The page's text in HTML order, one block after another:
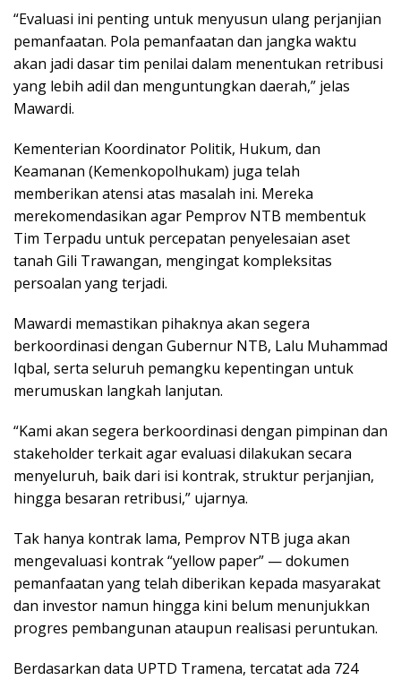
“Evaluasi ini penting untuk menyusun ulang perjanjian
pemanfaatan. Pola pemanfaatan dan jangka waktu
akan jadi dasar tim penilai dalam menentukan retribusi
yang lebih adil dan menguntungkan daerah,” jelas
Mawardi.
Kementerian Koordinator Politik, Hukum, dan
Keamanan (Kemenkopolhukam) juga telah
memberikan atensi atas masalah ini. Mereka
merekomendasikan agar Pemprov NTB membentuk
Tim Terpadu untuk percepatan penyelesaian aset
tanah Gili Trawangan, mengingat kompleksitas
persoalan yang terjadi.
Mawardi memastikan pihaknya akan segera
berkoordinasi dengan Gubernur NTB, Lalu Muhammad
Iqbal, serta seluruh pemangku kepentingan untuk
merumuskan langkah lanjutan.
“Kami akan segera berkoordinasi dengan pimpinan dan
stakeholder terkait agar evaluasi dilakukan secara
menyeluruh, baik dari isi kontrak, struktur perjanjian,
hingga besaran retribusi,” ujarnya.
Tak hanya kontrak lama, Pemprov NTB juga akan
mengevaluasi kontrak “yellow paper” — dokumen
pemanfaatan yang telah diberikan kepada masyarakat
dan investor namun hingga kini belum menunjukkan
progres pembangunan ataupun realisasi peruntukan.
Berdasarkan data UPTD Tramena, tercatat ada 724